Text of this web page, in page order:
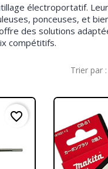
électroportatif.
ponceuses, et
des solutions
compétitifs.
Trier par :
favorite_border